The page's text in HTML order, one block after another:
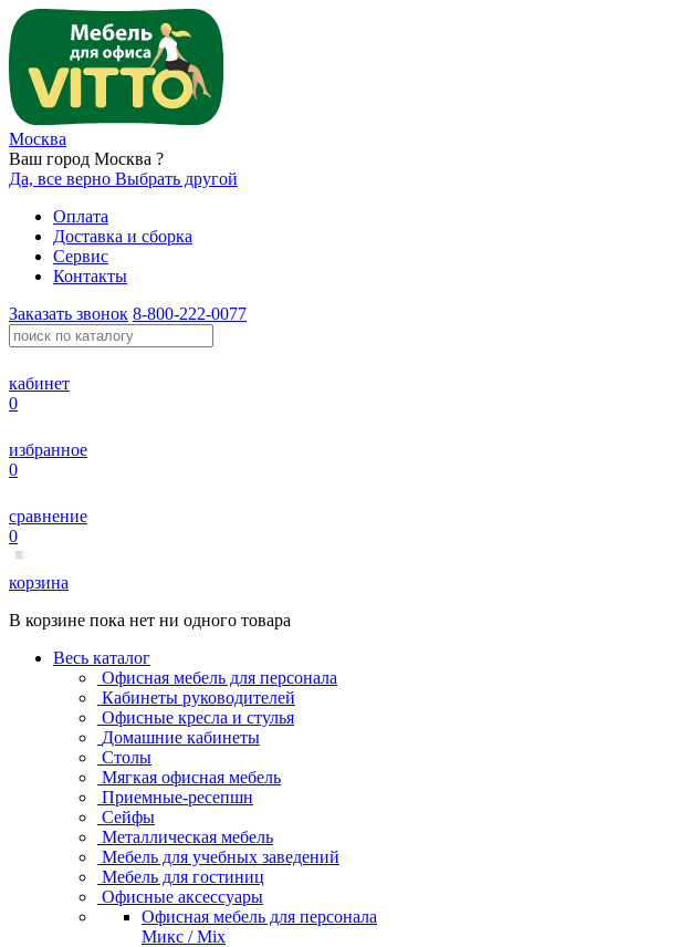
Москва
Ваш город Москва ?
Да, все верно Выбрать другой
Оплата
Доставка и сборка
Сервис
Контакты
Заказать звонок 8-800-222-0077
кабинет
0
избранное
0
сравнение
0
корзина
В корзине пока нет ни одного товара
Весь каталог
Офисная мебель для персонала
Кабинеты руководителей
Офисные кресла и стулья
Домашние кабинеты
Столы
Мягкая офисная мебель
Приемные-ресепшн
Сейфы
Металлическая мебель
Мебель для учебных заведений
Мебель для гостиниц
Офисные аксессуары
Офисная мебель для персонала
Микс / Mix